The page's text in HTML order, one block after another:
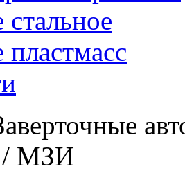
стальное
пластмасс
/ МЗИ